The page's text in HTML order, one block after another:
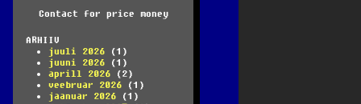
Contact for price money
ARHIIV
juuli 2026 (1)
juuni 2026 (1)
aprill 2026 (2)
veebruar 2026 (1)
jaanuar 2026 (1)